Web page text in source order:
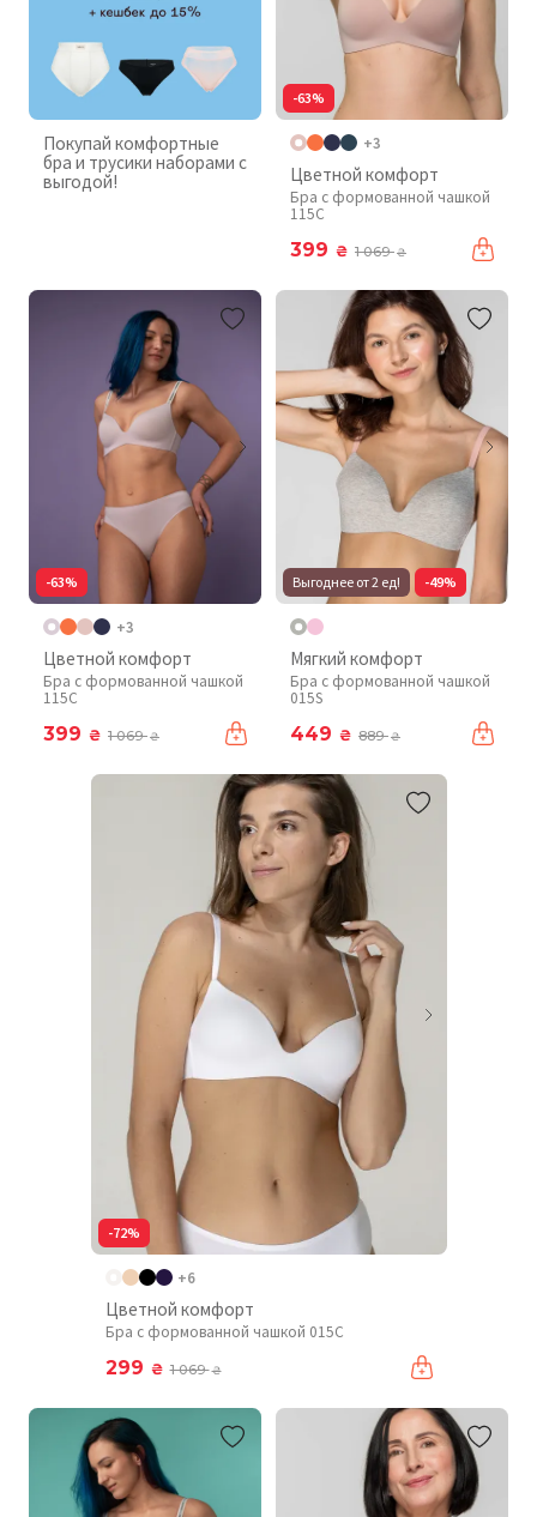
Покупай комфортные
бра и трусики наборами с
выгодой!
-63%
+3
Цветной комфорт
Бра с формованной чашкой
115C
399 ₴ 1 069₴
-63%
+3
Цветной комфорт
Бра с формованной чашкой
115C
399 ₴ 1 069₴
Выгоднее от 2 ед! -49%
Мягкий комфорт
Бра с формованной чашкой
015S
449 ₴ 889₴
-72%
+6
Цветной комфорт
Бра с формованной чашкой 015C
299 ₴ 1 069₴